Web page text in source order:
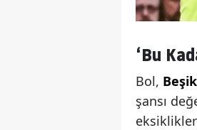
‘Bu
Bol,
şansı